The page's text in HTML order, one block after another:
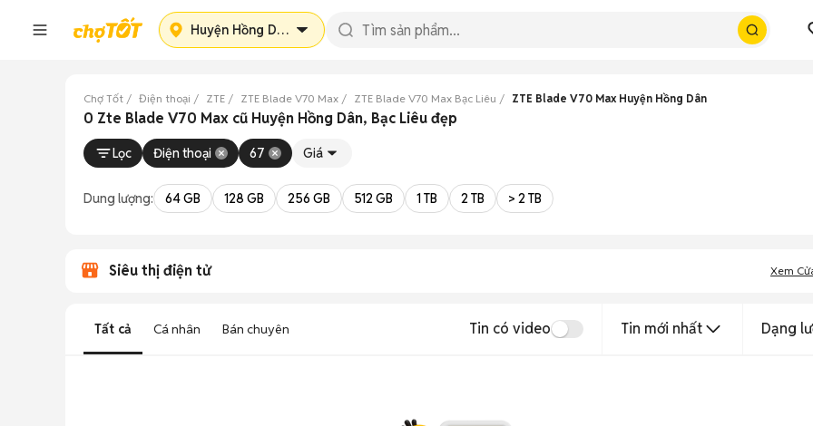
Huyện Hồng Dân
Chợ Tốt Điện thoại ZTE ZTE Blade V70 Max ZTE Blade V70 Max Bạc Liêu ZTE Blade V70 Max Huyện Hồng Dân
0 Zte Blade V70 Max cũ Huyện Hồng Dân, Bạc Liêu đẹp
Lọc Điện thoại 67 Giá
Dung lượng: 64 GB 128 GB 256 GB 512 GB 1 TB 2 TB > 2 TB
Siêu thị điện tử Xem
Tất cả Cá nhân Bán chuyên Tin có video Tin mới nhất Dạng